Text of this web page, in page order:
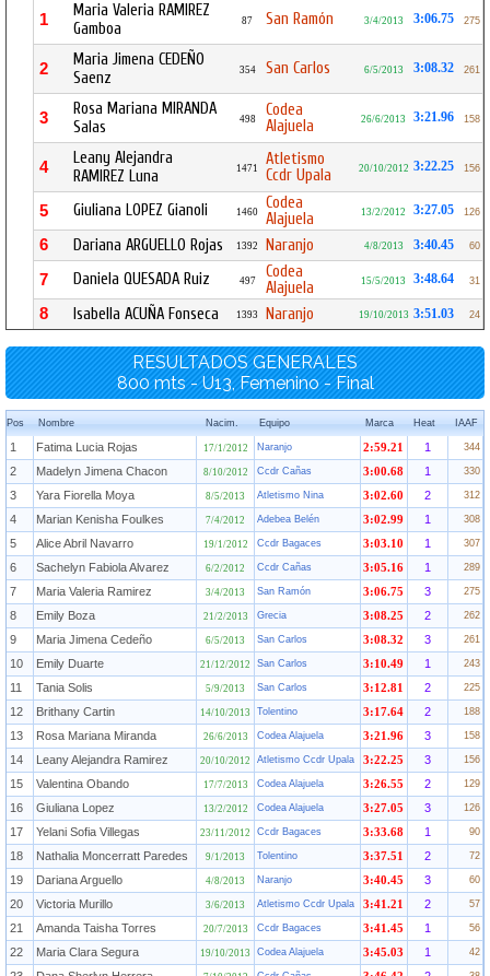
1
Maria Valeria RAMIREZ
Gamboa
87 San Ramón 3/4/2013 3:06.75 275
2
Maria Jimena CEDEÑO
Saenz
354 San Carlos 6/5/2013 3:08.32 261
3
Rosa Mariana MIRANDA
Salas
498
Codea
Alajuela
26/6/2013 3:21.96 158
4
Leany Alejandra
RAMIREZ Luna
1471
Atletismo
Ccdr Upala
20/10/2012 3:22.25 156
5 Giuliana LOPEZ Gianoli 1460
Codea
Alajuela
13/2/2012 3:27.05 126
6 Dariana ARGUELLO Rojas 1392 Naranjo 4/8/2013 3:40.45 60
7 Daniela QUESADA Ruiz 497
Codea
Alajuela
15/5/2013 3:48.64 31
8 Isabella ACUÑA Fonseca 1393 Naranjo 19/10/2013 3:51.03 24
RESULTADOS GENERALES
800 mts - U13, Femenino - Final
Pos Nombre Nacim. Equipo Marca Heat IAAF
1 Fatima Lucia Rojas 17/1/2012 Naranjo 2:59.21 1 344
2 Madelyn Jimena Chacon 8/10/2012 Ccdr Cañas 3:00.68 1 330
3 Yara Fiorella Moya 8/5/2013 Atletismo Nina 3:02.60 2 312
4 Marian Kenisha Foulkes 7/4/2012 Adebea Belén 3:02.99 1 308
5 Alice Abril Navarro 19/1/2012 Ccdr Bagaces 3:03.10 1 307
6 Sachelyn Fabiola Alvarez 6/2/2012 Ccdr Cañas 3:05.16 1 289
7 Maria Valeria Ramirez 3/4/2013 San Ramón 3:06.75 3 275
8 Emily Boza 21/2/2013 Grecia 3:08.25 2 262
9 Maria Jimena Cedeño 6/5/2013 San Carlos 3:08.32 3 261
10 Emily Duarte 21/12/2012 San Carlos 3:10.49 1 243
11 Tania Solis 5/9/2013 San Carlos 3:12.81 2 225
12 Brithany Cartin 14/10/2013 Tolentino 3:17.64 2 188
13 Rosa Mariana Miranda 26/6/2013 Codea Alajuela 3:21.96 3 158
14 Leany Alejandra Ramirez 20/10/2012 Atletismo Ccdr Upala 3:22.25 3 156
15 Valentina Obando 17/7/2013 Codea Alajuela 3:26.55 2 129
16 Giuliana Lopez 13/2/2012 Codea Alajuela 3:27.05 3 126
17 Yelani Sofia Villegas 23/11/2012 Ccdr Bagaces 3:33.68 1 90
18 Nathalia Moncerratt Paredes 9/1/2013 Tolentino 3:37.51 2 72
19 Dariana Arguello 4/8/2013 Naranjo 3:40.45 3 60
20 Victoria Murillo 3/6/2013 Atletismo Ccdr Upala 3:41.21 2 57
21 Amanda Taisha Torres 20/7/2013 Ccdr Bagaces 3:41.45 1 56
22 Maria Clara Segura 19/10/2013 Codea Alajuela 3:45.03 1 42